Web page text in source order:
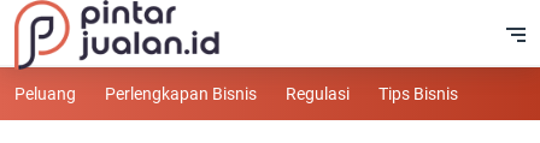
Peluang Perlengkapan Bisnis Regulasi Tips Bisnis